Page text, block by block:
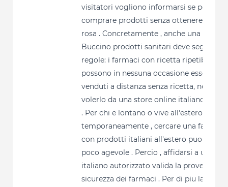
visitatori vogliono informarsi se possono
comprare prodotti senza ottenere il
rosa . Concretamente , anche una
Buccino prodotti sanitari deve seguire le
regole: i farmaci con ricetta ripetibile
possono in nessuna occasione essere
venduti a distanza senza ricetta,
volerlo da una store online italiano
. Per chi e lontano o vive all'estero
temporaneamente , cercare una
con prodotti italiani all'estero puo essere
poco agevole . Percio , affidarsi a una
italiano autorizzato valida la provenienza
sicurezza dei farmaci . Per di piu la